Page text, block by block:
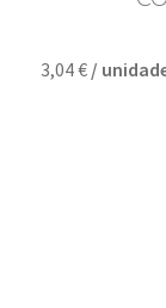
3,04€ /